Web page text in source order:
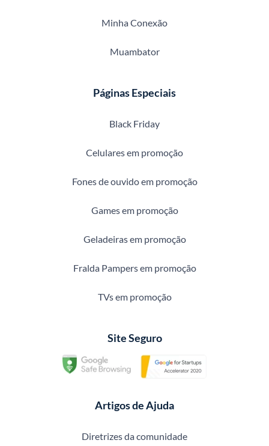
Minha Conexão
Muambator
Páginas Especiais
Black Friday
Celulares em promoção
Fones de ouvido em promoção
Games em promoção
Geladeiras em promoção
Fralda Pampers em promoção
TVs em promoção
Site Seguro
Artigos de Ajuda
Diretrizes da comunidade